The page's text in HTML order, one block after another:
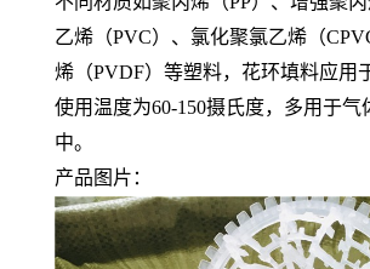
乙烯（PVC）、氯化聚氯乙烯（
烯（PVDF）等塑料， 花环填料应用
使用温度为60-150摄氏度，多用于气
中。
产品图片：